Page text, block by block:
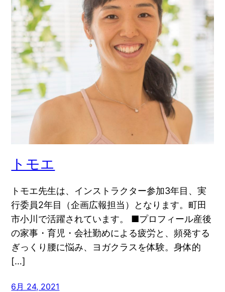
トモエ
トモエ先生は、インストラクター参加3年目、実
行委員2年目（企画広報担当）となります。町田
市小川で活躍されています。 ■プロフィール産後
の家事・育児・会社勤めによる疲労と、頻発する
ぎっくり腰に悩み、ヨガクラスを体験。身体的
[…]
6月 24, 2021